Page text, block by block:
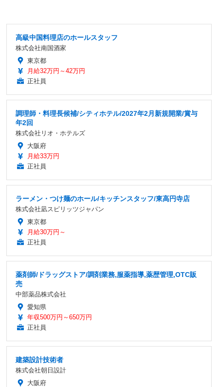
高級中国料理店のホールスタッフ
株式会社南国酒家
東京都
月給32万円～42万円
正社員
調理師・料理長候補/シティホテル/2027年2月新規開業/賞与
年2回
株式会社リオ・ホテルズ
大阪府
月給33万円
正社員
ラーメン・つけ麺のホール/キッチンスタッフ/東高円寺店
株式会社凪スピリッツジャパン
東京都
月給30万円～
正社員
薬剤師/ドラッグストア/調剤業務,服薬指導,薬歴管理,OTC販
売
中部薬品株式会社
愛知県
年収500万円～650万円
正社員
建築設計技術者
株式会社朝日設計
大阪府